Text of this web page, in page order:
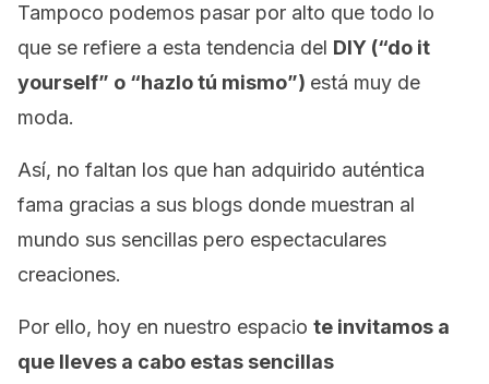
Tampoco podemos pasar por alto que todo lo
que se refiere a esta tendencia del DIY (“do it
yourself” o “hazlo tú mismo”) está muy de
moda.
Así, no faltan los que han adquirido auténtica
fama gracias a sus blogs donde muestran al
mundo sus sencillas pero espectaculares
creaciones.
Por ello, hoy en nuestro espacio te invitamos a
que lleves a cabo estas sencillas